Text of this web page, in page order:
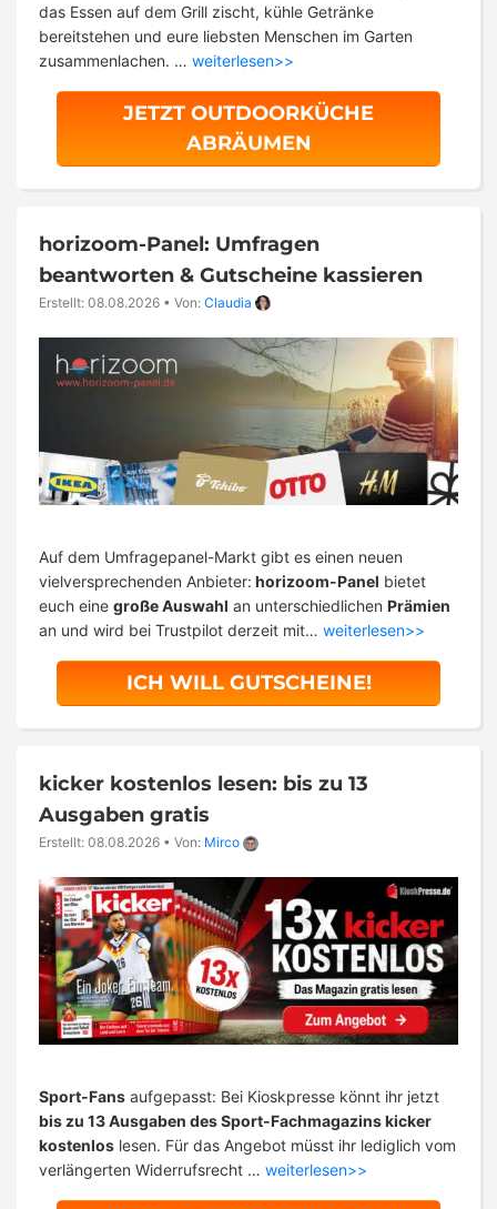
das Essen auf dem Grill zischt, kühle Getränke
bereitstehen und eure liebsten Menschen im Garten
zusammenlachen. … weiterlesen>>
JETZT OUTDOORKÜCHE
ABRÄUMEN
horizoom-Panel: Umfragen
beantworten & Gutscheine kassieren
Erstellt: 08.08.2026 • Von: Claudia
Auf dem Umfragepanel-Markt gibt es einen neuen
vielversprechenden Anbieter: horizoom-Panel bietet
euch eine große Auswahl an unterschiedlichen Prämien
an und wird bei Trustpilot derzeit mit… weiterlesen>>
ICH WILL GUTSCHEINE!
kicker kostenlos lesen: bis zu 13
Ausgaben gratis
Erstellt: 08.08.2026 • Von: Mirco
Sport-Fans aufgepasst: Bei Kioskpresse könnt ihr jetzt
bis zu 13 Ausgaben des Sport-Fachmagazins kicker
kostenlos lesen. Für das Angebot müsst ihr lediglich vom
verlängerten Widerrufsrecht … weiterlesen>>